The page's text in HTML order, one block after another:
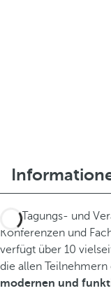
Der Tagungs- und
Konferenzen und
verfügt über 10
die allen
modernen und